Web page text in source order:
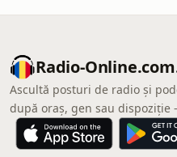
Radio-
Ascultă posturi de radio și
după oraș, gen sau